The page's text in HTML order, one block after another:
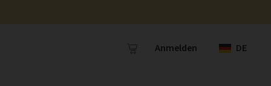
Anmelden DE